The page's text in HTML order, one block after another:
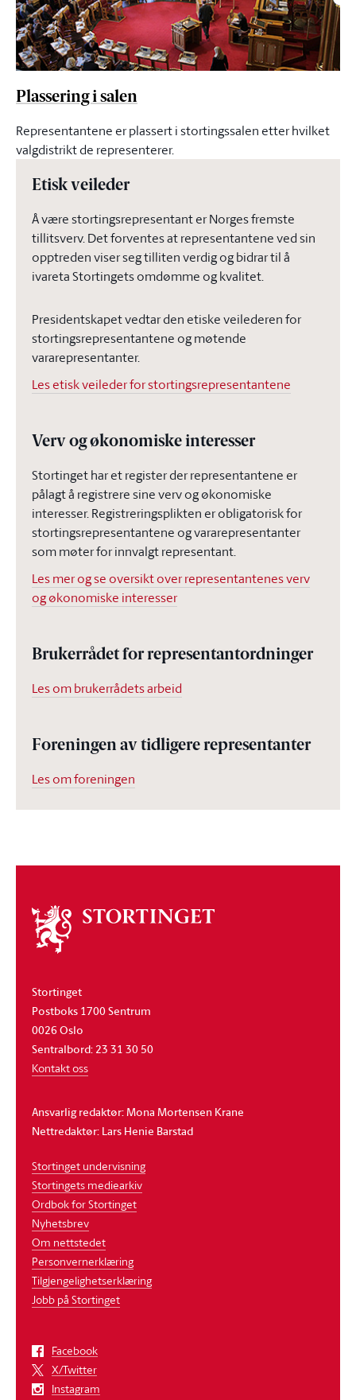
Plassering i salen
Representantene er plassert i stortingssalen etter hvilket
valgdistrikt de representerer.
Etisk veileder
Å være stortingsrepresentant er Norges fremste
tillitsverv. Det forventes at representantene ved sin
opptreden viser seg tilliten verdig og bidrar til å
ivareta Stortingets omdømme og kvalitet.
Presidentskapet vedtar den etiske veilederen for
stortingsrepresentantene og møtende
vararepresentanter.
Les etisk veileder for stortingsrepresentantene
Verv og økonomiske interesser
Stortinget har et register der representantene er
pålagt å registrere sine verv og økonomiske
interesser. Registreringsplikten er obligatorisk for
stortingsrepresentantene og vararepresentanter
som møter for innvalgt representant.
Les mer og se oversikt over representantenes verv
og økonomiske interesser
Brukerrådet for representantordninger
Les om brukerrådets arbeid
Foreningen av tidligere representanter
Les om foreningen
Om
stortinget
Stortinget
Postboks 1700 Sentrum
0026 Oslo
Sentralbord: 23 31 30 50
Kontakt oss
Ansvarlig redaktør: Mona Mortensen Krane
Nettredaktør: Lars Henie Barstad
Stortinget undervisning
Stortingets mediearkiv
Ordbok for Stortinget
Nyhetsbrev
Om nettstedet
Personvernerklæring
Tilgjengelighetserklæring
Jobb på Stortinget
Facebook
X/Twitter
Instagram